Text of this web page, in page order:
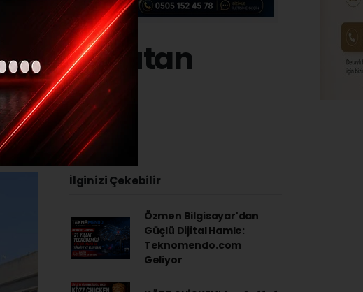
korkutan
- 14:38
İlginizi Çekebilir
Özmen Bilgisayar'dan
Güçlü Dijital Hamle:
Teknomendo.com
Geliyor